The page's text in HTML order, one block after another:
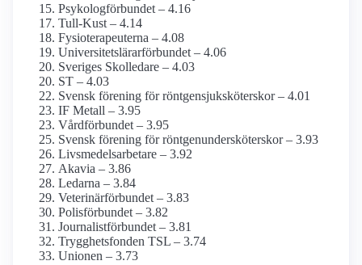
Psykolog­förbundet – 4.16
Tull-Kust – 4.14
Fysioterapeuterna – 4.08
Universitetslärar­förbundet – 4.06
Sveriges Skolledare – 4.03
ST – 4.03
Svensk förening för röntgensjuksköterskor – 4.01
IF Metall – 3.95
Vårdförbundet – 3.95
Svensk förening för röntgenundersköterskor – 3.93
Livsmedels­arbetare – 3.92
Akavia – 3.86
Ledarna – 3.84
Veterinärförbundet – 3.83
Polisförbundet – 3.82
Journalist­förbundet – 3.81
Trygghetsfonden TSL – 3.74
Unionen – 3.73